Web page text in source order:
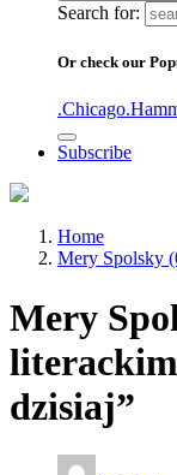
Search for:
Or check our
.Chicago
Subscribe
Home
Mery Spolsky
Mery
dzisiaj”